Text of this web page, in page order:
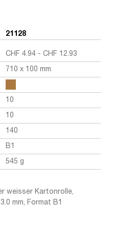
21128
CHF 4.94- CHF 12.93
710 x 100 mm
10
10
140
B1
545 g
weisser Kartonrolle,
mm, Format B1